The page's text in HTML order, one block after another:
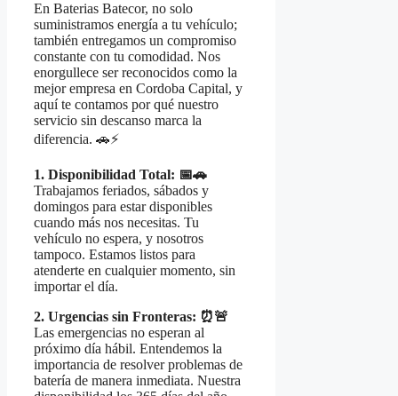
En Baterias Batecor, no solo
suministramos energía a tu vehículo;
también entregamos un compromiso
constante con tu comodidad. Nos
enorgullece ser reconocidos como la
mejor empresa en Cordoba Capital, y
aquí te contamos por qué nuestro
servicio sin descanso marca la
diferencia. 🚗⚡️
1. Disponibilidad Total: 📅🚗
Trabajamos feriados, sábados y
domingos para estar disponibles
cuando más nos necesitas. Tu
vehículo no espera, y nosotros
tampoco. Estamos listos para
atenderte en cualquier momento, sin
importar el día.
2. Urgencias sin Fronteras: ⏰🚨
Las emergencias no esperan al
próximo día hábil. Entendemos la
importancia de resolver problemas de
batería de manera inmediata. Nuestra